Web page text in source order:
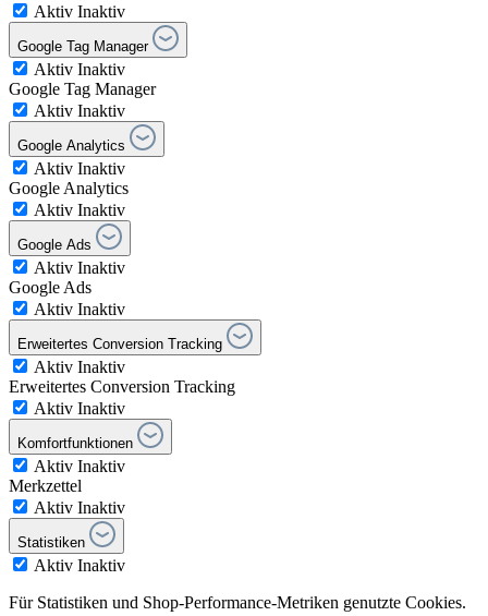
Aktiv Inaktiv
Google Tag Manager
Aktiv Inaktiv
Google Tag Manager
Aktiv Inaktiv
Google Analytics
Aktiv Inaktiv
Google Analytics
Aktiv Inaktiv
Google Ads
Aktiv Inaktiv
Google Ads
Aktiv Inaktiv
Erweitertes Conversion Tracking
Aktiv Inaktiv
Erweitertes Conversion Tracking
Aktiv Inaktiv
Komfortfunktionen
Aktiv Inaktiv
Merkzettel
Aktiv Inaktiv
Statistiken
Aktiv Inaktiv
Für Statistiken und Shop-Performance-Metriken genutzte Cookies.